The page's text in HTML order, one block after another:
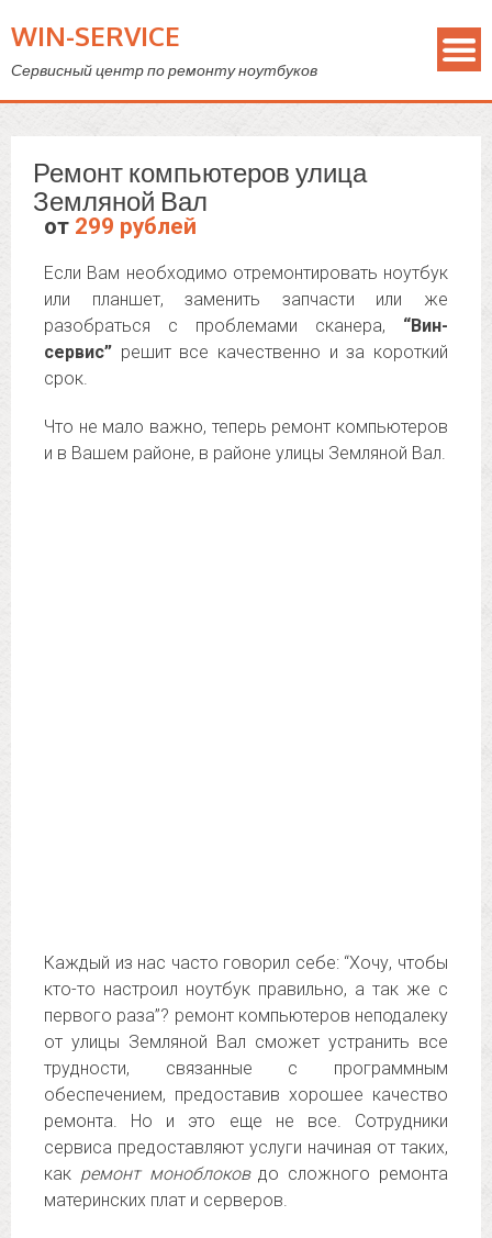
WIN-SERVICE
Сервисный центр по ремонту ноутбуков
Ремонт компьютеров улица
Земляной Вал
от 299 рублей
Если Вам необходимо отремонтировать ноутбук
или планшет, заменить запчасти или же
разобраться с проблемами сканера, “Вин-
сервис” решит все качественно и за короткий
срок.
Что не мало важно, теперь ремонт компьютеров
и в Вашем районе, в районе улицы Земляной Вал.
Каждый из нас часто говорил себе: “Хочу, чтобы
кто-то настроил ноутбук правильно, а так же с
первого раза”? ремонт компьютеров неподалеку
от улицы Земляной Вал сможет устранить все
трудности, связанные с программным
обеспечением, предоставив хорошее качество
ремонта. Но и это еще не все. Сотрудники
сервиса предоставляют услуги начиная от таких,
как ремонт моноблоковдо сложного ремонта
материнских плат и серверов.